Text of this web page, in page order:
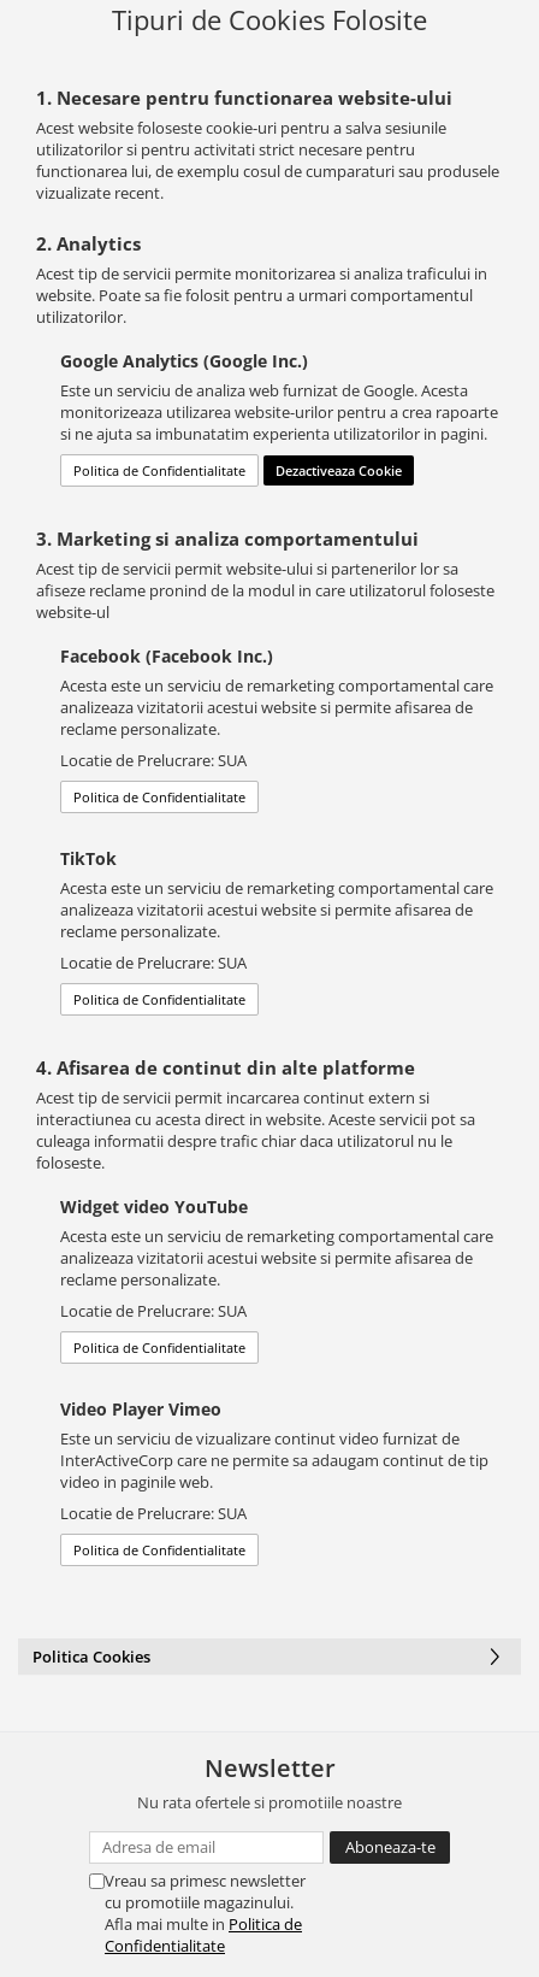
Tipuri de Cookies Folosite
1. Necesare pentru functionarea website-ului
Acest website foloseste cookie-uri pentru a salva sesiunile
utilizatorilor si pentru activitati strict necesare pentru
functionarea lui, de exemplu cosul de cumparaturi sau produsele
vizualizate recent.
2. Analytics
Acest tip de servicii permite monitorizarea si analiza traficului in
website. Poate sa fie folosit pentru a urmari comportamentul
utilizatorilor.
Google Analytics (Google Inc.)
Este un serviciu de analiza web furnizat de Google. Acesta
monitorizeaza utilizarea website-urilor pentru a crea rapoarte
si ne ajuta sa imbunatatim experienta utilizatorilor in pagini.
Politica de Confidentialitate Dezactiveaza Cookie
3. Marketing si analiza comportamentului
Acest tip de servicii permit website-ului si partenerilor lor sa
afiseze reclame pronind de la modul in care utilizatorul foloseste
website-ul
Facebook (Facebook Inc.)
Acesta este un serviciu de remarketing comportamental care
analizeaza vizitatorii acestui website si permite afisarea de
reclame personalizate.
Locatie de Prelucrare: SUA
Politica de Confidentialitate
TikTok
Acesta este un serviciu de remarketing comportamental care
analizeaza vizitatorii acestui website si permite afisarea de
reclame personalizate.
Locatie de Prelucrare: SUA
Politica de Confidentialitate
4. Afisarea de continut din alte platforme
Acest tip de servicii permit incarcarea continut extern si
interactiunea cu acesta direct in website. Aceste servicii pot sa
culeaga informatii despre trafic chiar daca utilizatorul nu le
foloseste.
Widget video YouTube
Acesta este un serviciu de remarketing comportamental care
analizeaza vizitatorii acestui website si permite afisarea de
reclame personalizate.
Locatie de Prelucrare: SUA
Politica de Confidentialitate
Video Player Vimeo
Este un serviciu de vizualizare continut video furnizat de
InterActiveCorp care ne permite sa adaugam continut de tip
video in paginile web.
Locatie de Prelucrare: SUA
Politica de Confidentialitate
Politica Cookies
Newsletter
Nu rata ofertele si promotiile noastre
Vreau sa primesc newsletter
cu promotiile magazinului.
Afla mai multe in Politica de
Confidentialitate